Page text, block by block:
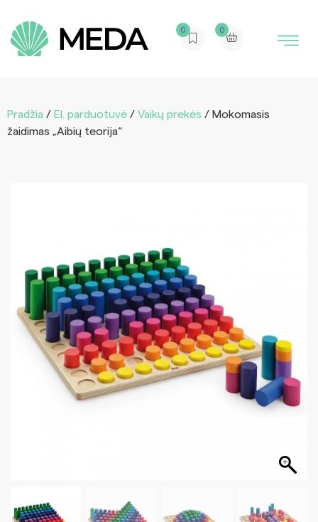
0 0
Pradžia / El. parduotuvė / Vaikų prekės / Mokomasis
žaidimas „Aibių teorija“